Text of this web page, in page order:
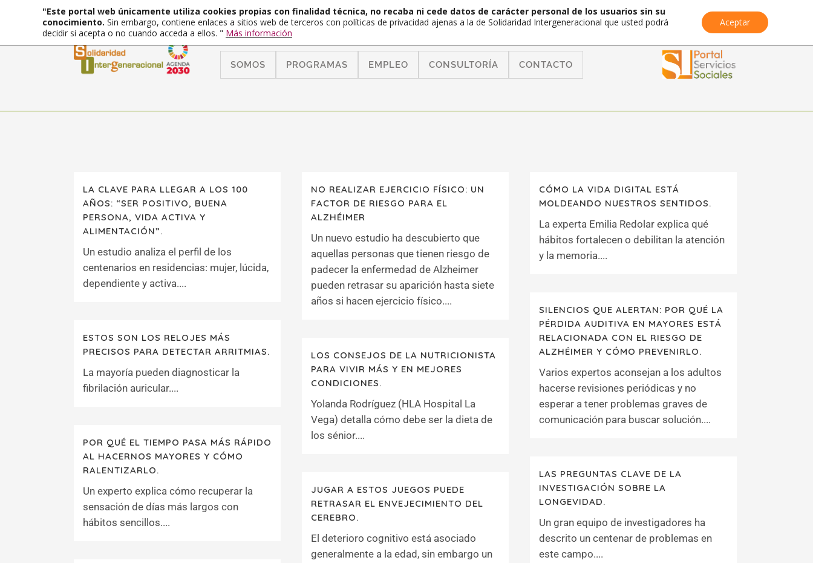
SOMOS PROGRAMAS EMPLEO CONSULTORÍA CONTACTO
LA CLAVE PARA LLEGAR A LOS 100
AÑOS: “SER POSITIVO, BUENA
PERSONA, VIDA ACTIVA Y
ALIMENTACIÓN”.
Un estudio analiza el perfil de los
centenarios en residencias: mujer, lúcida,
dependiente y activa....
NO REALIZAR EJERCICIO FÍSICO: UN
FACTOR DE RIESGO PARA EL
ALZHÉIMER
Un nuevo estudio ha descubierto que
aquellas personas que tienen riesgo de
padecer la enfermedad de Alzheimer
pueden retrasar su aparición hasta siete
años si hacen ejercicio físico....
CÓMO LA VIDA DIGITAL ESTÁ
MOLDEANDO NUESTROS SENTIDOS.
La experta Emilia Redolar explica qué
hábitos fortalecen o debilitan la atención
y la memoria....
SILENCIOS QUE ALERTAN: POR QUÉ LA
PÉRDIDA AUDITIVA EN MAYORES ESTÁ
RELACIONADA CON EL RIESGO DE
ALZHÉIMER Y CÓMO PREVENIRLO.
Varios expertos aconsejan a los adultos
hacerse revisiones periódicas y no
esperar a tener problemas graves de
comunicación para buscar solución....
ESTOS SON LOS RELOJES MÁS
PRECISOS PARA DETECTAR ARRITMIAS.
La mayoría pueden diagnosticar la
fibrilación auricular....
LOS CONSEJOS DE LA NUTRICIONISTA
PARA VIVIR MÁS Y EN MEJORES
CONDICIONES.
Yolanda Rodríguez (HLA Hospital La
Vega) detalla cómo debe ser la dieta de
los sénior....
POR QUÉ EL TIEMPO PASA MÁS RÁPIDO
AL HACERNOS MAYORES Y CÓMO
RALENTIZARLO.
Un experto explica cómo recuperar la
sensación de días más largos con
hábitos sencillos....
LAS PREGUNTAS CLAVE DE LA
INVESTIGACIÓN SOBRE LA
LONGEVIDAD.
Un gran equipo de investigadores ha
descrito un centenar de problemas en
este campo....
JUGAR A ESTOS JUEGOS PUEDE
RETRASAR EL ENVEJECIMIENTO DEL
CEREBRO.
El deterioro cognitivo está asociado
generalmente a la edad, sin embargo un
"Este portal web únicamente utiliza cookies propias con finalidad técnica, no recaba ni cede datos de carácter personal de los usuarios sin su
conocimiento. Sin embargo, contiene enlaces a sitios web de terceros con políticas de privacidad ajenas a la de Solidaridad Intergeneracional que usted podrá
decidir si acepta o no cuando acceda a ellos. " Más información
Aceptar